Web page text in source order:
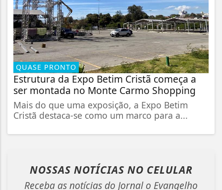
QUASE PRONTO
Estrutura da Expo Betim Cristã começa a
ser montada no Monte Carmo Shopping
Mais do que uma exposição, a Expo Betim
Cristã destaca-se como um marco para a...
NOSSAS NOTÍCIAS NO CELULAR
Receba as notícias do Jornal o Evangelho